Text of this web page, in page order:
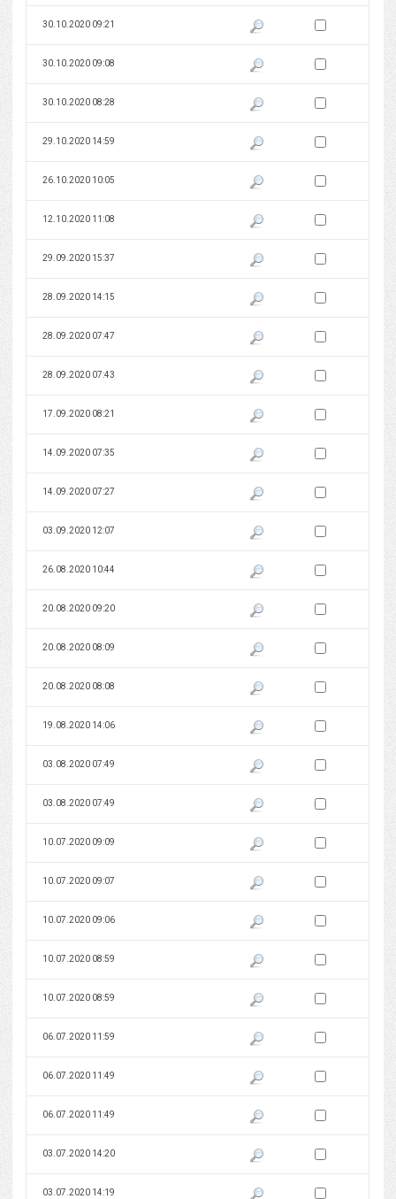
30.10.2020 09:21 Pokaż podgląd wersji z dnia
Zaznacz wersję do
30.10.2020 09:08 Pokaż podgląd wersji z dnia
Zaznacz wersję do
30.10.2020 08:28 Pokaż podgląd wersji z dnia
Zaznacz wersję do
29.10.2020 14:59 Pokaż podgląd wersji z dnia
Zaznacz wersję do
26.10.2020 10:05 Pokaż podgląd wersji z dnia
Zaznacz wersję do
12.10.2020 11:08 Pokaż podgląd wersji z dnia
Zaznacz wersję do
29.09.2020 15:37 Pokaż podgląd wersji z dnia
Zaznacz wersję do
28.09.2020 14:15 Pokaż podgląd wersji z dnia
Zaznacz wersję do
28.09.2020 07:47 Pokaż podgląd wersji z dnia
Zaznacz wersję do
28.09.2020 07:43 Pokaż podgląd wersji z dnia
Zaznacz wersję do
17.09.2020 08:21 Pokaż podgląd wersji z dnia
Zaznacz wersję do
14.09.2020 07:35 Pokaż podgląd wersji z dnia
Zaznacz wersję do
14.09.2020 07:27 Pokaż podgląd wersji z dnia
Zaznacz wersję do
03.09.2020 12:07 Pokaż podgląd wersji z dnia
Zaznacz wersję do
26.08.2020 10:44 Pokaż podgląd wersji z dnia
Zaznacz wersję do
20.08.2020 09:20 Pokaż podgląd wersji z dnia
Zaznacz wersję do
20.08.2020 08:09 Pokaż podgląd wersji z dnia
Zaznacz wersję do
20.08.2020 08:08 Pokaż podgląd wersji z dnia
Zaznacz wersję do
19.08.2020 14:06 Pokaż podgląd wersji z dnia
Zaznacz wersję do
03.08.2020 07:49 Pokaż podgląd wersji z dnia
Zaznacz wersję do
03.08.2020 07:49 Pokaż podgląd wersji z dnia
Zaznacz wersję do
10.07.2020 09:09 Pokaż podgląd wersji z dnia
Zaznacz wersję do
10.07.2020 09:07 Pokaż podgląd wersji z dnia
Zaznacz wersję do
10.07.2020 09:06 Pokaż podgląd wersji z dnia
Zaznacz wersję do
10.07.2020 08:59 Pokaż podgląd wersji z dnia
Zaznacz wersję do
10.07.2020 08:59 Pokaż podgląd wersji z dnia
Zaznacz wersję do
06.07.2020 11:59 Pokaż podgląd wersji z dnia
Zaznacz wersję do
06.07.2020 11:49 Pokaż podgląd wersji z dnia
Zaznacz wersję do
06.07.2020 11:49 Pokaż podgląd wersji z dnia
Zaznacz wersję do
03.07.2020 14:20 Pokaż podgląd wersji z dnia
Zaznacz wersję do
03.07.2020 14:19 Pokaż podgląd wersji z dnia
Zaznacz wersję do